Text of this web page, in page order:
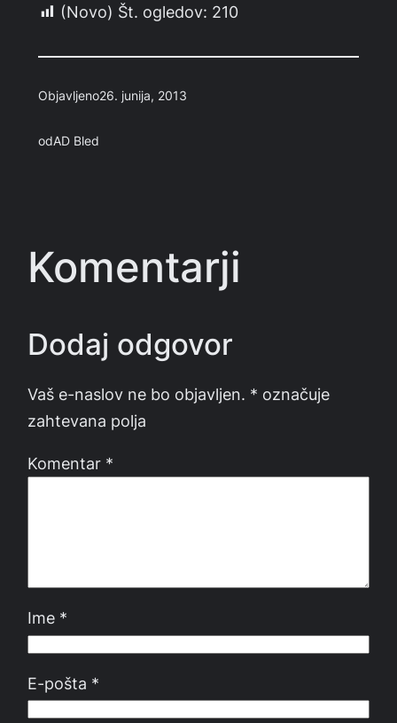
(Novo) Št. ogledov: 210
Objavljeno26. junija, 2013
odAD Bled
Komentarji
Dodaj odgovor
Vaš e-naslov ne bo objavljen. * označuje
zahtevana polja
Komentar *
Ime *
E-pošta *